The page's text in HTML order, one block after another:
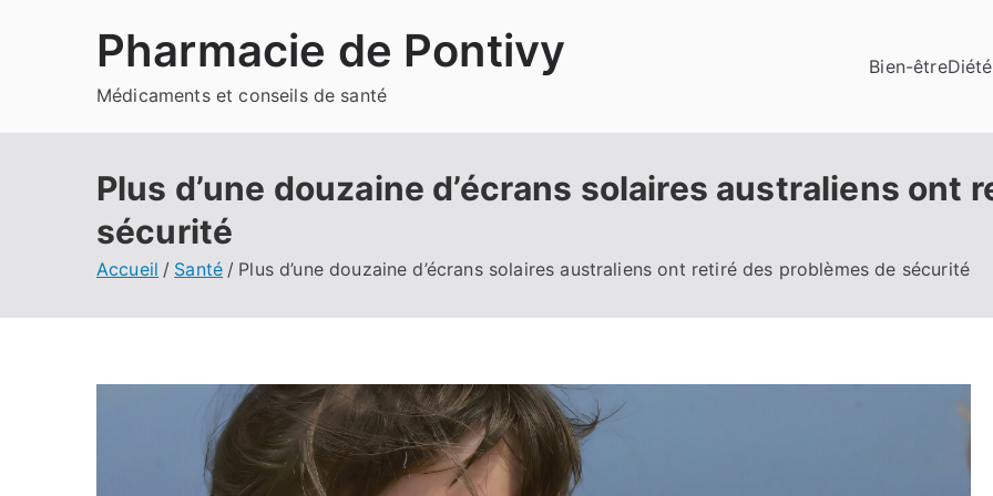
Pharmacie de Pontivy
Médicaments et conseils de santé
Bien-être
Plus d’une douzaine d’écrans solaires australiens ont
sécurité
Accueil Santé Plus d’une douzaine d’écrans solaires australiens ont retiré des problèmes de sécurité